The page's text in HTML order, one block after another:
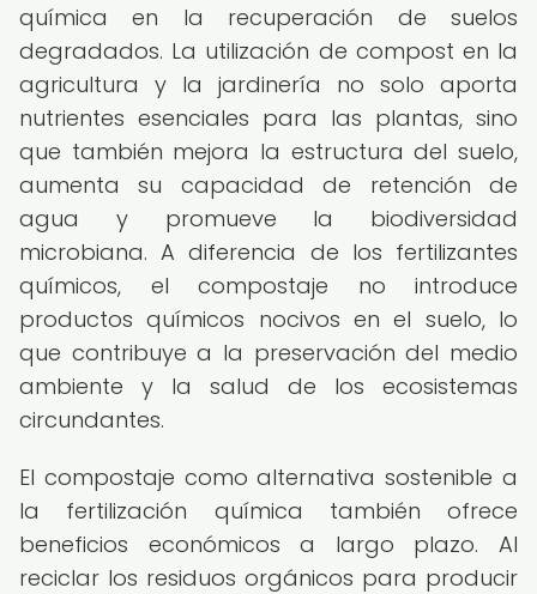
química en la recuperación de suelos
degradados. La utilización de compost en la
agricultura y la jardinería no solo aporta
nutrientes esenciales para las plantas, sino
que también mejora la estructura del suelo,
aumenta su capacidad de retención de
agua y promueve la biodiversidad
microbiana. A diferencia de los fertilizantes
químicos, el compostaje no introduce
productos químicos nocivos en el suelo, lo
que contribuye a la preservación del medio
ambiente y la salud de los ecosistemas
circundantes.
El compostaje como alternativa sostenible a
la fertilización química también ofrece
beneficios económicos a largo plazo. Al
reciclar los residuos orgánicos para producir